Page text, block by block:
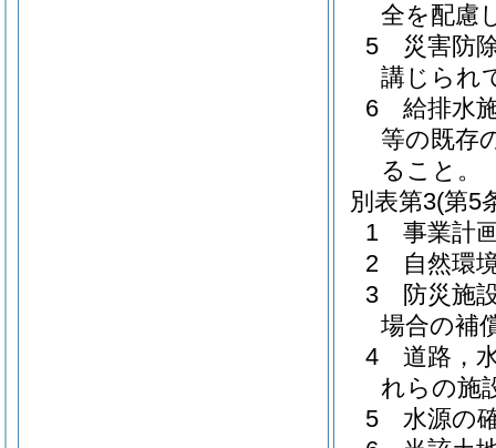
全を配慮
5 災害防
講じられ
6 給排水施
等の既存
ること。
別表第3(第5
1 事業計
2 自然環
3 防災施設
場合の補
4 道路，水
れらの施
5 水源の